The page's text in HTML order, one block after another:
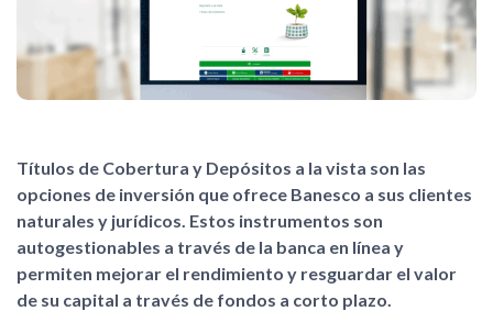
Títulos de Cobertura y Depósitos a la vista son las
opciones de inversión que ofrece Banesco a sus clientes
naturales y jurídicos. Estos instrumentos son
autogestionables a través de la banca en línea y
permiten mejorar el rendimiento y resguardar el valor
de su capital a través de fondos a corto plazo.